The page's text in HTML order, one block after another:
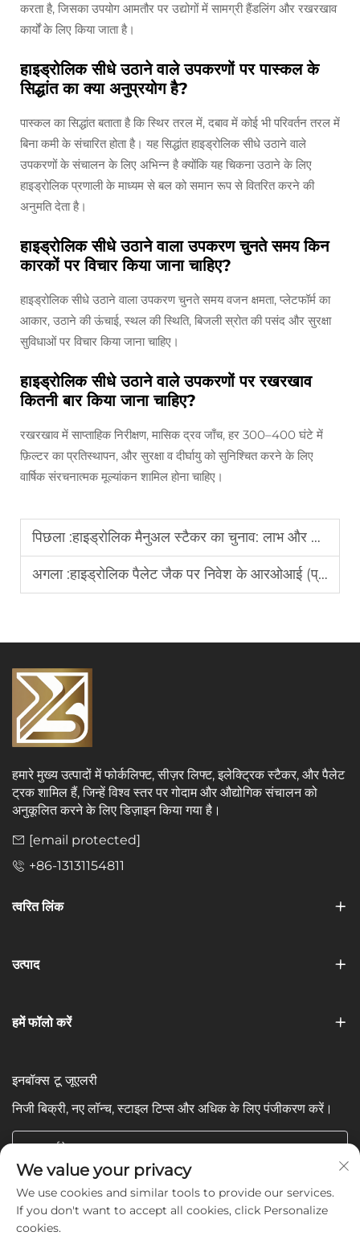
करता है, जिसका उपयोग आमतौर पर उद्योगों में सामग्री हैंडलिंग और रखरखाव
कार्यों के लिए किया जाता है।
हाइड्रोलिक सीधे उठाने वाले उपकरणों पर पास्कल के
सिद्धांत का क्या अनुप्रयोग है?
पास्कल का सिद्धांत बताता है कि स्थिर तरल में, दबाव में कोई भी परिवर्तन तरल में
बिना कमी के संचारित होता है। यह सिद्धांत हाइड्रोलिक सीधे उठाने वाले
उपकरणों के संचालन के लिए अभिन्न है क्योंकि यह चिकना उठाने के लिए
हाइड्रोलिक प्रणाली के माध्यम से बल को समान रूप से वितरित करने की
अनुमति देता है।
हाइड्रोलिक सीधे उठाने वाला उपकरण चुनते समय किन
कारकों पर विचार किया जाना चाहिए?
हाइड्रोलिक सीधे उठाने वाला उपकरण चुनते समय वजन क्षमता, प्लेटफॉर्म का
आकार, उठाने की ऊंचाई, स्थल की स्थिति, बिजली स्रोत की पसंद और सुरक्षा
सुविधाओं पर विचार किया जाना चाहिए।
हाइड्रोलिक सीधे उठाने वाले उपकरणों पर रखरखाव
कितनी बार किया जाना चाहिए?
रखरखाव में साप्ताहिक निरीक्षण, मासिक द्रव जाँच, हर 300–400 घंटे में
फ़िल्टर का प्रतिस्थापन, और सुरक्षा व दीर्घायु को सुनिश्चित करने के लिए
वार्षिक संरचनात्मक मूल्यांकन शामिल होना चाहिए।
पिछला :हाइड्रोलिक मैनुअल स्टैकर का चुनाव: लाभ और हानि
अगला :हाइड्रोलिक पैलेट जैक पर निवेश के आरओआई (प्रतिफल की दर) पर विचार करना
हमारे मुख्य उत्पादों में फोर्कलिफ्ट, सीज़र लिफ्ट, इलेक्ट्रिक स्टैकर, और पैलेट
ट्रक शामिल हैं, जिन्हें विश्व स्तर पर गोदाम और औद्योगिक संचालन को
अनुकूलित करने के लिए डिज़ाइन किया गया है।
[email protected]
+86-13131154811
त्वरित लिंक
उत्पाद
हमें फॉलो करें
इनबॉक्स टू जूएलरी
निजी बिक्री, नए लॉन्च, स्टाइल टिप्स और अधिक के लिए पंजीकरण करें।
आपका ईमेल
Subscribe
We value your privacy
We use cookies and similar tools to provide our services.
If you don't want to accept all cookies, click Personalize
cookies.